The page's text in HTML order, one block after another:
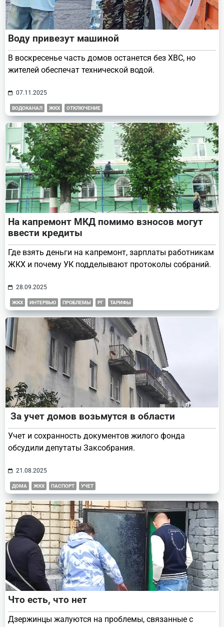
Воду привезут машиной
В воскресенье часть домов останется без ХВС, но
жителей обеспечат технической водой.
07.11.2025
ВОДОКАНАЛ ЖКХ ОТКЛЮЧЕНИЕ
На капремонт МКД помимо взносов могут
ввести кредиты
Где взять деньги на капремонт, зарплаты работникам
ЖКХ и почему УК подделывают протоколы собраний.
28.09.2025
ЖКХ ИНТЕРВЬЮ ПРОБЛЕМЫ РГ ТАРИФЫ
За учет домов возьмутся в области
Учет и сохранность документов жилого фонда
обсудили депутаты Заксобрания.
21.08.2025
ДОМА ЖКХ ПАСПОРТ УЧЕТ
Что есть, что нет
Дзержинцы жалуются на проблемы, связанные с